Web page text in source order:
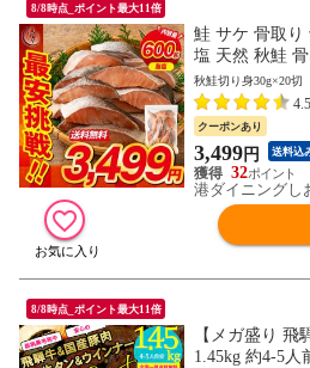
8/8時点_ポイント最大11倍
鮭 サケ 骨取り
塩 天然 秋鮭
冷凍 塩なし 魚
グルメ プレゼ
秋鮭切り身30g×20切
4.5
クーポンあり
3,499円 送料込
32
港ダイニングし
8/8時点_ポイント最大11倍
【メガ盛り 飛
1.45kg 約4-5